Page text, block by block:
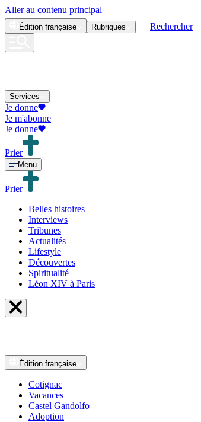
Aller au contenu principal
Édition française Rubriques Rechercher
Services
Je donne
Je m'abonne
Je donne
Prier
Menu
Prier
Belles histoires
Interviews
Tribunes
Actualités
Lifestyle
Découvertes
Spiritualité
Léon XIV à Paris
Édition française
Cotignac
Vacances
Castel Gandolfo
Adoption